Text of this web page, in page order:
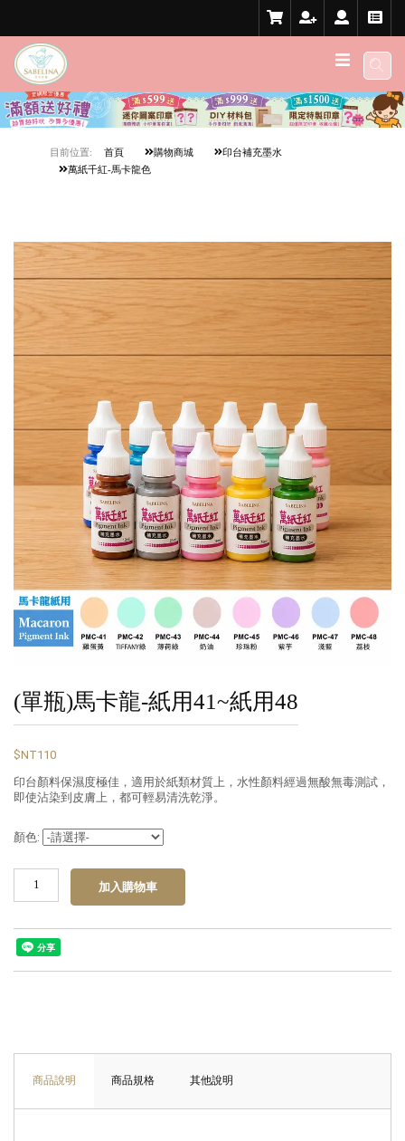
目前位置: 首頁 購物商城
印台補充墨水
萬紙千紅-馬卡龍色
(單瓶)馬卡龍-紙用41~紙用48
$NT110
印台顏料保濕度極佳，適用於紙類材質上，水性顏料經過無酸無毒測試，
即使沾染到皮膚上，都可輕易清洗乾淨。
顏色:
商品說明 商品規格 其他說明